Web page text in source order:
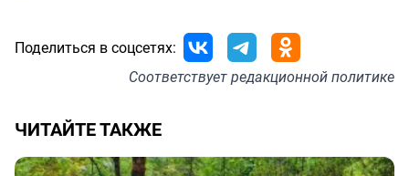
Поделиться в соцсетях:
Соответствуетредакционной политике
ЧИТАЙТЕ ТАКЖЕ